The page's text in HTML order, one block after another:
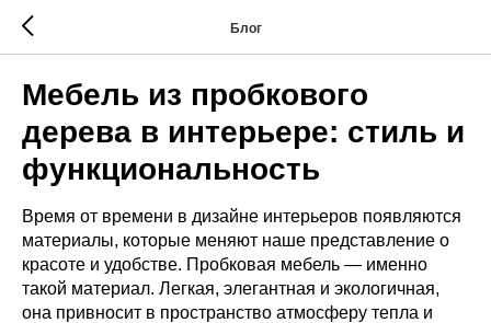
Блог
Мебель из пробкового
дерева в интерьере: стиль и
функциональность
Время от времени в дизайне интерьеров появляются
материалы, которые меняют наше представление о
красоте и удобстве. Пробковая мебель — именно
такой материал. Легкая, элегантная и экологичная,
она привносит в пространство атмосферу тепла и